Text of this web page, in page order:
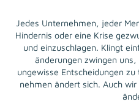
Jedes Unternehmen, jeder
Hindernis oder eine Krise
und einzuschlagen. Klingt
ände­run­gen zwingen
ungewisse Entscheidungen
nehmen ändert sich. Auch